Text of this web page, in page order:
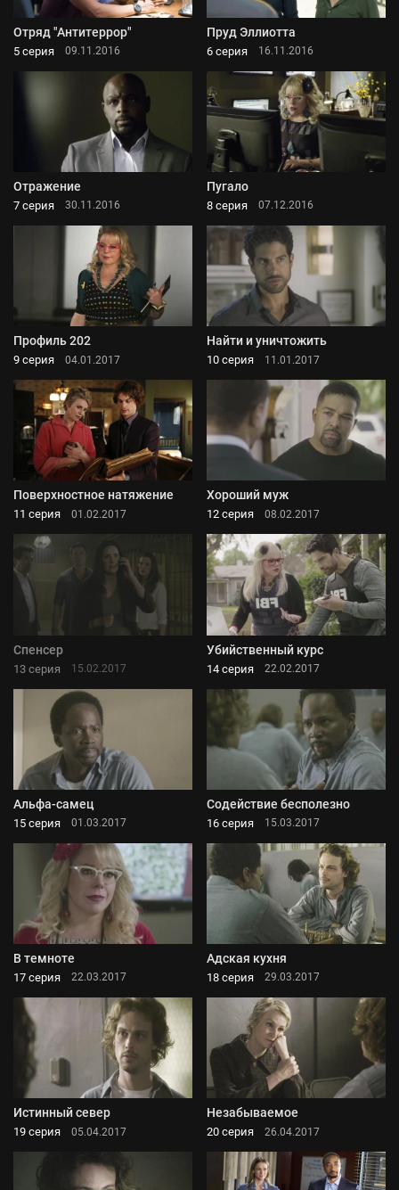
Отряд "Антитеррор"
5 серия 09.11.2016
Пруд Эллиотта
6 серия 16.11.2016
Отражение
7 серия 30.11.2016
Пугало
8 серия 07.12.2016
Профиль 202
9 серия 04.01.2017
Найти и уничтожить
10 серия 11.01.2017
Поверхностное натяжение
11 серия 01.02.2017
Хороший муж
12 серия 08.02.2017
Спенсер
13 серия 15.02.2017
Убийственный курс
14 серия 22.02.2017
Альфа-самец
15 серия 01.03.2017
Содействие бесполезно
16 серия 15.03.2017
В темноте
17 серия 22.03.2017
Адская кухня
18 серия 29.03.2017
Истинный север
19 серия 05.04.2017
Незабываемое
20 серия 26.04.2017